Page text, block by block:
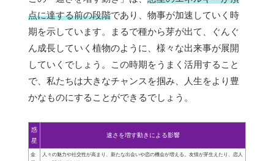
点に達する前の段階であり、物事が加速していく時
期を示しています。まるで種から芽が出て、ぐんぐ
ん成長していく植物のように、様々な出来事が展開
していくでしょう。この時期をうまく活用すること
で、私たちは大きなチャンスを掴み、人生をより豊
かなものにすることができるでしょう。
惑
星
速さを増す動きによる影響
金
人々の魅力や社交性が高まり、新たな出会いや恋の機会が増える。友情が芽生えたり、恋人